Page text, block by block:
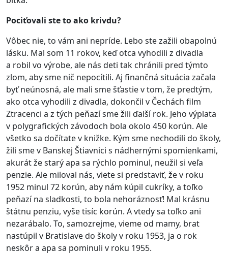
Pociťovali ste to ako krivdu?
Vôbec nie, to vám ani nepríde. Lebo ste zažili obapolnú
lásku. Mal som 11 rokov, keď otca vyhodili z divadla
a robil vo výrobe, ale nás deti tak chránili pred týmto
zlom, aby sme nič nepocítili. Aj finančná situácia začala
byť neúnosná, ale mali sme šťastie v tom, že predtým,
ako otca vyhodili z divadla, dokončil v Čechách film
Ztracenci a z tých peňazí sme žili ďalší rok. Jeho výplata
v polygrafických závodoch bola okolo 450 korún. Ale
všetko sa dočítate v knižke. Kým sme nechodili do školy,
žili sme v Banskej Štiavnici s nádhernými spomienkami,
akurát že starý apa sa rýchlo pominul, neužil si veľa
penzie. Ale miloval nás, viete si predstaviť, že v roku
1952 minul 72 korún, aby nám kúpil cukríky, a toľko
peňazí na sladkosti, to bola nehoráznosť! Mal krásnu
štátnu penziu, vyše tisíc korún. A vtedy sa toľko ani
nezarábalo. To, samozrejme, vieme od mamy, brat
nastúpil v Bratislave do školy v roku 1953, ja o rok
neskôr a apa sa pominuli v roku 1955.